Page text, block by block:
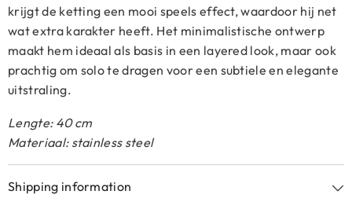
krijgt de ketting een mooi speels effect, waardoor hij net
wat extra karakter heeft. Het minimalistische ontwerp
maakt hem ideaal als basis in een layered look, maar ook
prachtig om solo te dragen voor een subtiele en elegante
uitstraling.
Lengte: 40 cm
Materiaal: stainless steel
Shipping information